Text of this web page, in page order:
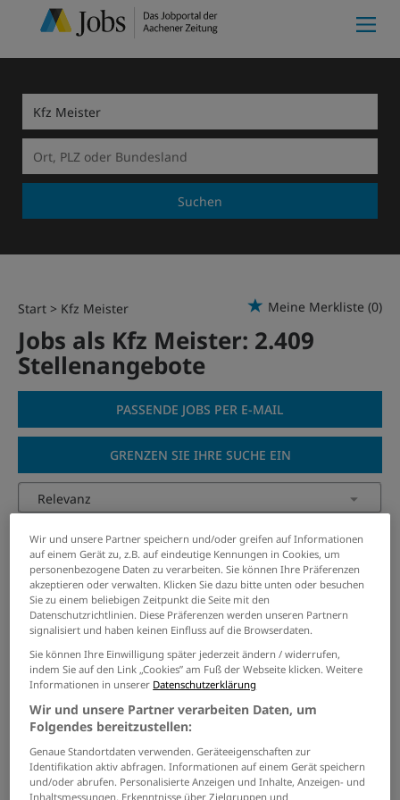
Suchen
Start Kfz Meister Meine Merkliste (0)
Jobs als Kfz Meister: 2.409
Stellenangebote
PASSENDE JOBS PER E-MAIL
GRENZEN SIE IHRE SUCHE EIN
Kfz-Meister Nutzfahrzeuge
(m/w/d)
05.08.2026 /Peter Kröger GmbH / Visbek
KFZ-Meister (m/w/d) -
Schwerpunkt Nutzfahrzeuge
31.07.2026 /Scania Deutschland GmbH
Werkstattleiter - Kfz-Meister / Kfz-
Technik (m/w/d)
04.08.2026 /Workwise GmbH / Warburg
Wir und unsere Partner speichern und/oder greifen auf Informationen
auf einem Gerät zu, z.B. auf eindeutige Kennungen in Cookies, um
personenbezogene Daten zu verarbeiten. Sie können Ihre Präferenzen
akzeptieren oder verwalten. Klicken Sie dazu bitte unten oder besuchen
Sie zu einem beliebigen Zeitpunkt die Seite mit den
Datenschutzrichtlinien. Diese Präferenzen werden unseren Partnern
signalisiert und haben keinen Einfluss auf die Browserdaten.
Sie können Ihre Einwilligung später jederzeit ändern / widerrufen,
indem Sie auf den Link „Cookies” am Fuß der Webseite klicken. Weitere
Informationen in unserer Datenschutzerklärung
Wir und unsere Partner verarbeiten Daten, um
Folgendes bereitzustellen:
Genaue Standortdaten verwenden. Geräteeigenschaften zur
Identifikation aktiv abfragen. Informationen auf einem Gerät speichern
und/oder abrufen. Personalisierte Anzeigen und Inhalte, Anzeigen- und
Inhaltsmessungen, Erkenntnisse über Zielgruppen und